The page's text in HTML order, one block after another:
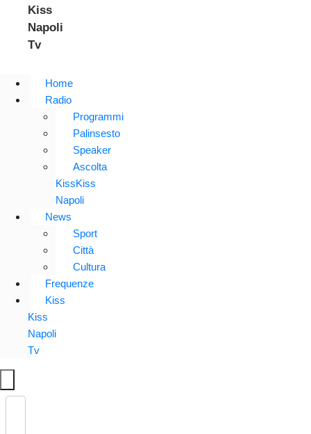
Kiss
Napoli
Tv
Home
Radio
Programmi
Palinsesto
Speaker
Ascolta
KissKiss
Napoli
News
Sport
Città
Cultura
Frequenze
Kiss
Kiss
Napoli
Tv